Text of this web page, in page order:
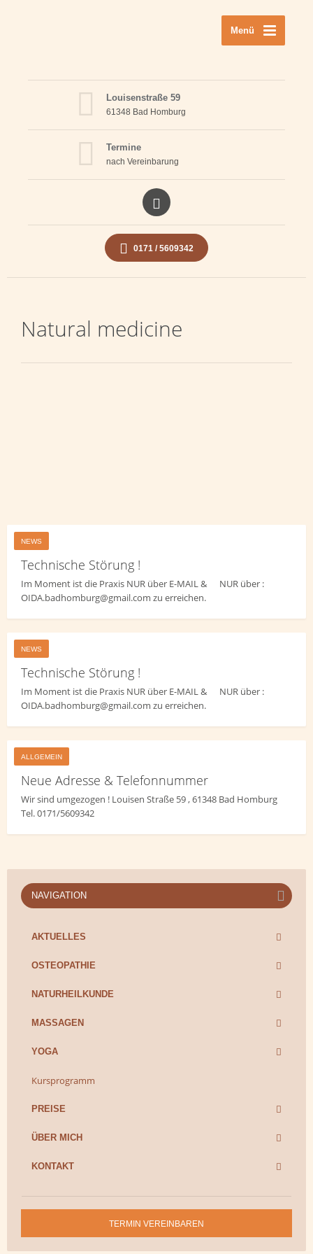
Menü
Louisenstraße 59
61348 Bad Homburg
Termine
nach Vereinbarung
0171 / 5609342
Natural medicine
NEWS
Technische Störung !
Im Moment ist die Praxis NUR über E-MAIL & NUR über :
OIDA.badhomburg@gmail.com zu erreichen.
NEWS
Technische Störung !
Im Moment ist die Praxis NUR über E-MAIL & NUR über :
OIDA.badhomburg@gmail.com zu erreichen.
ALLGEMEIN
Neue Adresse & Telefonnummer
Wir sind umgezogen ! Louisen Straße 59 , 61348 Bad Homburg
Tel. 0171/5609342
NAVIGATION
AKTUELLES
OSTEOPATHIE
NATURHEILKUNDE
MASSAGEN
YOGA
Kursprogramm
PREISE
ÜBER MICH
KONTAKT
TERMIN VEREINBAREN